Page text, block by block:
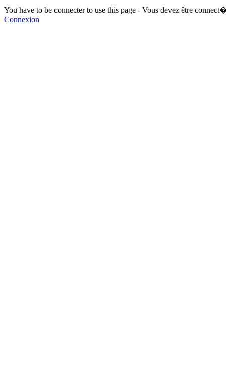
You have to be connecter to use this page - Vous devez être
Connexion